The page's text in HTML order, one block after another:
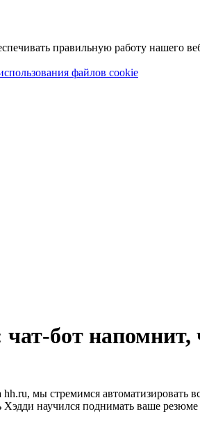
правильную работу нашего
файлов cookie
бот
мы стремимся автоматизировать
Хэдди научился поднимать ваше